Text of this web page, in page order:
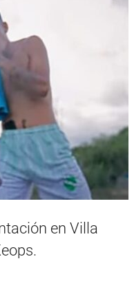
en Villa